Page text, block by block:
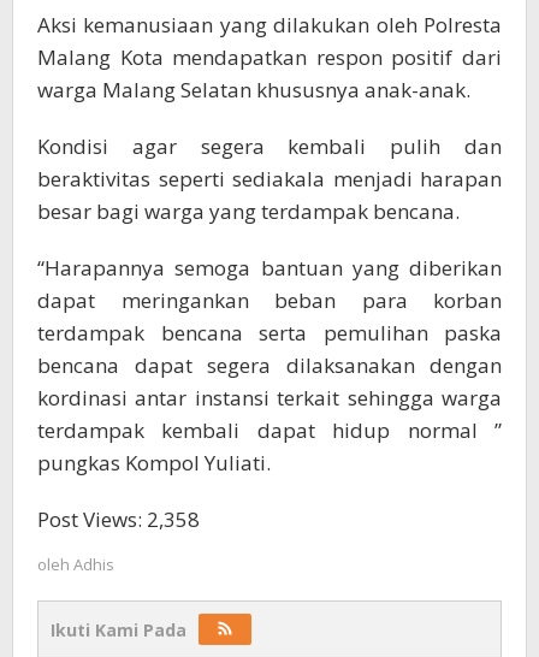
Aksi kemanusiaan yang dilakukan oleh Polresta
Malang Kota mendapatkan respon positif dari
warga Malang Selatan khususnya anak-anak.
Kondisi agar segera kembali pulih dan
beraktivitas seperti sediakala menjadi harapan
besar bagi warga yang terdampak bencana.
“Harapannya semoga bantuan yang diberikan
dapat meringankan beban para korban
terdampak bencana serta pemulihan paska
bencana dapat segera dilaksanakan dengan
kordinasi antar instansi terkait sehingga warga
terdampak kembali dapat hidup normal ”
pungkas Kompol Yuliati.
Post Views: 2,358
oleh Adhis
Ikuti Kami Pada